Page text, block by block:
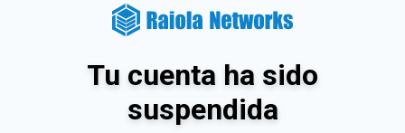
Tu cuenta ha sido
suspendida